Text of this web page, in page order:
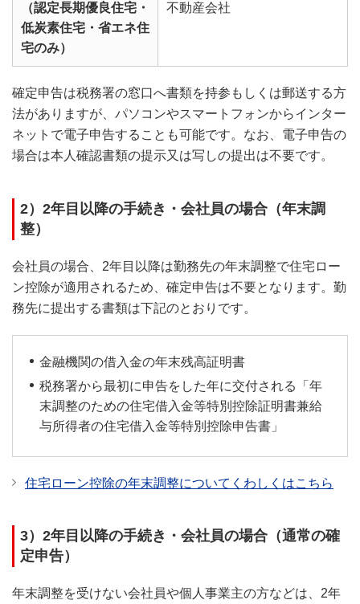
（認定長期優良住宅・
低炭素住宅・省エネ住
宅のみ）
不動産会社
確定申告は税務署の窓口へ書類を持参もしくは郵送する方
法がありますが、パソコンやスマートフォンからインター
ネットで電子申告することも可能です。なお、電子申告の
場合は本人確認書類の提示又は写しの提出は不要です。
2）2年目以降の手続き・会社員の場合（年末調
整）
会社員の場合、2年目以降は勤務先の年末調整で住宅ロー
ン控除が適用されるため、確定申告は不要となります。勤
務先に提出する書類は下記のとおりです。
金融機関の借入金の年末残高証明書
税務署から最初に申告をした年に交付される「年
末調整のための住宅借入金等特別控除証明書兼給
与所得者の住宅借入金等特別控除申告書」
住宅ローン控除の年末調整についてくわしくはこちら
3）2年目以降の手続き・会社員の場合（通常の確
定申告）
年末調整を受けない会社員や個人事業主の方などは、2年